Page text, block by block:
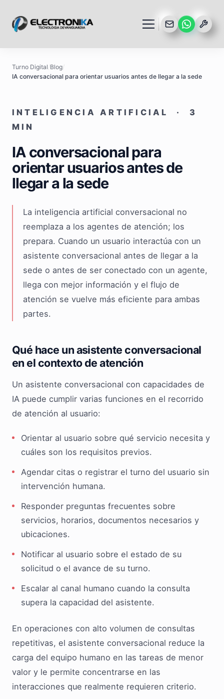
Turno Digital/Blog/
IA conversacional para orientar usuarios antes de llegar a la sede
INTELIGENCIA ARTIFICIAL · 3
MIN
IA conversacional para
orientar usuarios antes de
llegar a la sede
La inteligencia artificial conversacional no
reemplaza a los agentes de atención; los
prepara. Cuando un usuario interactúa con un
asistente conversacional antes de llegar a la
sede o antes de ser conectado con un agente,
llega con mejor información y el flujo de
atención se vuelve más eficiente para ambas
partes.
Qué hace un asistente conversacional
en el contexto de atención
Un asistente conversacional con capacidades de
IA puede cumplir varias funciones en el recorrido
de atención al usuario:
Orientar al usuario sobre qué servicio necesita y
cuáles son los requisitos previos.
Agendar citas o registrar el turno del usuario sin
intervención humana.
Responder preguntas frecuentes sobre
servicios, horarios, documentos necesarios y
ubicaciones.
Notificar al usuario sobre el estado de su
solicitud o el avance de su turno.
Escalar al canal humano cuando la consulta
supera la capacidad del asistente.
En operaciones con alto volumen de consultas
repetitivas, el asistente conversacional reduce la
carga del equipo humano en las tareas de menor
valor y le permite concentrarse en las
interacciones que realmente requieren criterio.